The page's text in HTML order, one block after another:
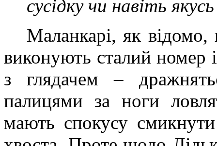
сусідку чи навіть
Маланкарі, як відомо,
виконують сталий номер
з глядачем –
палицями за ноги
мають спокусу